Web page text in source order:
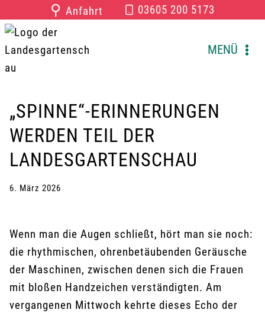
Inhalt
springen
⚲ Anfahrt 03605 200 5173
MENÜ
„SPINNE“-ERINNERUNGEN
WERDEN TEIL DER
LANDESGARTENSCHAU
6. März 2026
Wenn man die Augen schließt, hört man sie noch:
die rhythmischen, ohrenbetäubenden Geräusche
der Maschinen, zwischen denen sich die Frauen
mit bloßen Handzeichen verständigten. Am
vergangenen Mittwoch kehrte dieses Echo der